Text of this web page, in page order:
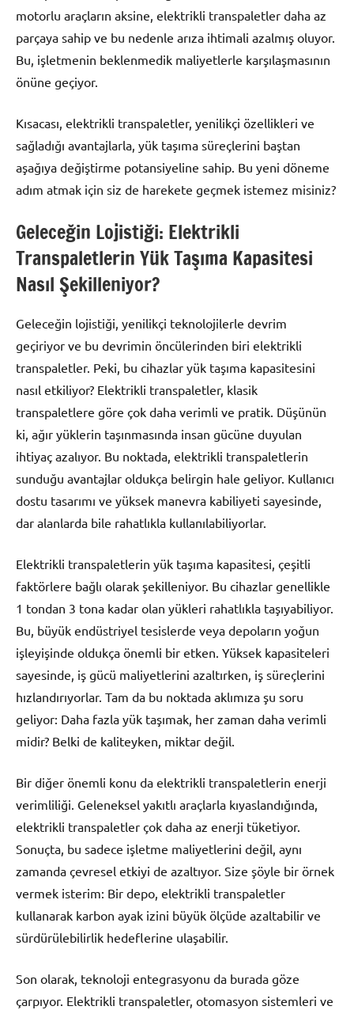
motorlu araçların aksine, elektrikli transpaletler daha az
parçaya sahip ve bu nedenle arıza ihtimali azalmış oluyor.
Bu, işletmenin beklenmedik maliyetlerle karşılaşmasının
önüne geçiyor.
Kısacası, elektrikli transpaletler, yenilikçi özellikleri ve
sağladığı avantajlarla, yük taşıma süreçlerini baştan
aşağıya değiştirme potansiyeline sahip. Bu yeni döneme
adım atmak için siz de harekete geçmek istemez misiniz?
Geleceğin Lojistiği: Elektrikli
Transpaletlerin Yük Taşıma Kapasitesi
Nasıl Şekilleniyor?
Geleceğin lojistiği, yenilikçi teknolojilerle devrim
geçiriyor ve bu devrimin öncülerinden biri elektrikli
transpaletler. Peki, bu cihazlar yük taşıma kapasitesini
nasıl etkiliyor? Elektrikli transpaletler, klasik
transpaletlere göre çok daha verimli ve pratik. Düşünün
ki, ağır yüklerin taşınmasında insan gücüne duyulan
ihtiyaç azalıyor. Bu noktada, elektrikli transpaletlerin
sunduğu avantajlar oldukça belirgin hale geliyor. Kullanıcı
dostu tasarımı ve yüksek manevra kabiliyeti sayesinde,
dar alanlarda bile rahatlıkla kullanılabiliyorlar.
Elektrikli transpaletlerin yük taşıma kapasitesi, çeşitli
faktörlere bağlı olarak şekilleniyor. Bu cihazlar genellikle
1 tondan 3 tona kadar olan yükleri rahatlıkla taşıyabiliyor.
Bu, büyük endüstriyel tesislerde veya depoların yoğun
işleyişinde oldukça önemli bir etken. Yüksek kapasiteleri
sayesinde, iş gücü maliyetlerini azaltırken, iş süreçlerini
hızlandırıyorlar. Tam da bu noktada aklımıza şu soru
geliyor: Daha fazla yük taşımak, her zaman daha verimli
midir? Belki de kaliteyken, miktar değil.
Bir diğer önemli konu da elektrikli transpaletlerin enerji
verimliliği. Geleneksel yakıtlı araçlarla kıyaslandığında,
elektrikli transpaletler çok daha az enerji tüketiyor.
Sonuçta, bu sadece işletme maliyetlerini değil, aynı
zamanda çevresel etkiyi de azaltıyor. Size şöyle bir örnek
vermek isterim: Bir depo, elektrikli transpaletler
kullanarak karbon ayak izini büyük ölçüde azaltabilir ve
sürdürülebilirlik hedeflerine ulaşabilir.
Son olarak, teknoloji entegrasyonu da burada göze
çarpıyor. Elektrikli transpaletler, otomasyon sistemleri ve